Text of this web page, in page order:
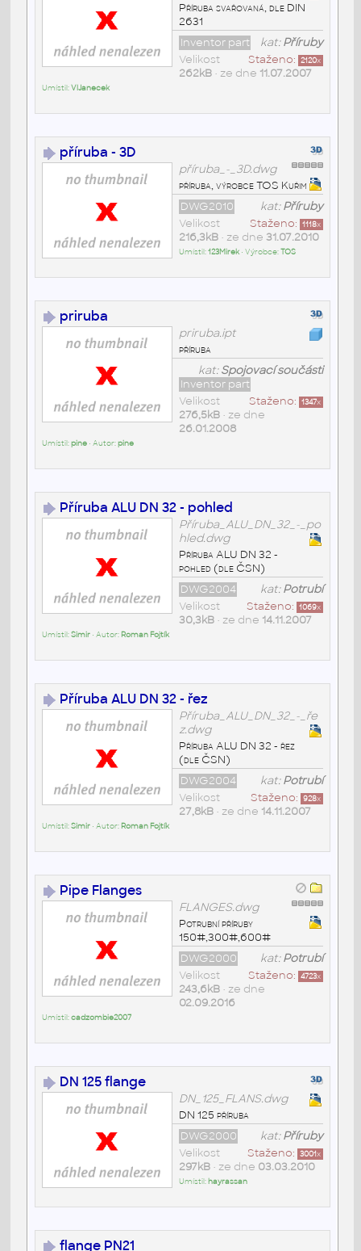
Příruba svařovaná, dle DIN
2631
kat:Příruby
Inventor part
Staženo: 2120x
Velikost
262kB• ze dne 11.07.2007
Umístil:VlJanecek
příruba - 3D
příruba_-_3D.dwg
příruba, výrobce TOS Kuřim
kat:Příruby
DWG2010
Staženo: 1118x
Velikost
216,3kB• ze dne 31.07.2010
Umístil:123Mirek• Výrobce:TOS
priruba
priruba.ipt
příruba
kat:Spojovací součásti
Inventor part
Staženo: 1347x
Velikost
276,5kB• ze dne
26.01.2008
Umístil:pine• Autor:pine
Příruba ALU DN 32 - pohled
Příruba_ALU_DN_32_-_po
hled.dwg
Příruba ALU DN 32 -
pohled (dle ČSN)
kat:Potrubí
DWG2004
Staženo: 1069x
Velikost
30,3kB• ze dne 14.11.2007
Umístil:Simir• Autor: Roman Fojtík
Příruba ALU DN 32 - řez
Příruba_ALU_DN_32_-_ře
z.dwg
Příruba ALU DN 32 - řez
(dle ČSN)
kat:Potrubí
DWG2004
Staženo: 928x
Velikost
27,8kB• ze dne 14.11.2007
Umístil:Simir• Autor: Roman Fojtík
Pipe Flanges
FLANGES.dwg
Potrubní příruby
150#,300#,600#
kat:Potrubí
DWG2000
Staženo: 4723x
Velikost
243,6kB• ze dne
02.09.2016
Umístil:cadzombie2007
DN 125 flange
DN_125_FLANS.dwg
DN 125 příruba
kat:Příruby
DWG2000
Staženo: 3001x
Velikost
297kB• ze dne 03.03.2010
Umístil: hayrassan
flange PN21